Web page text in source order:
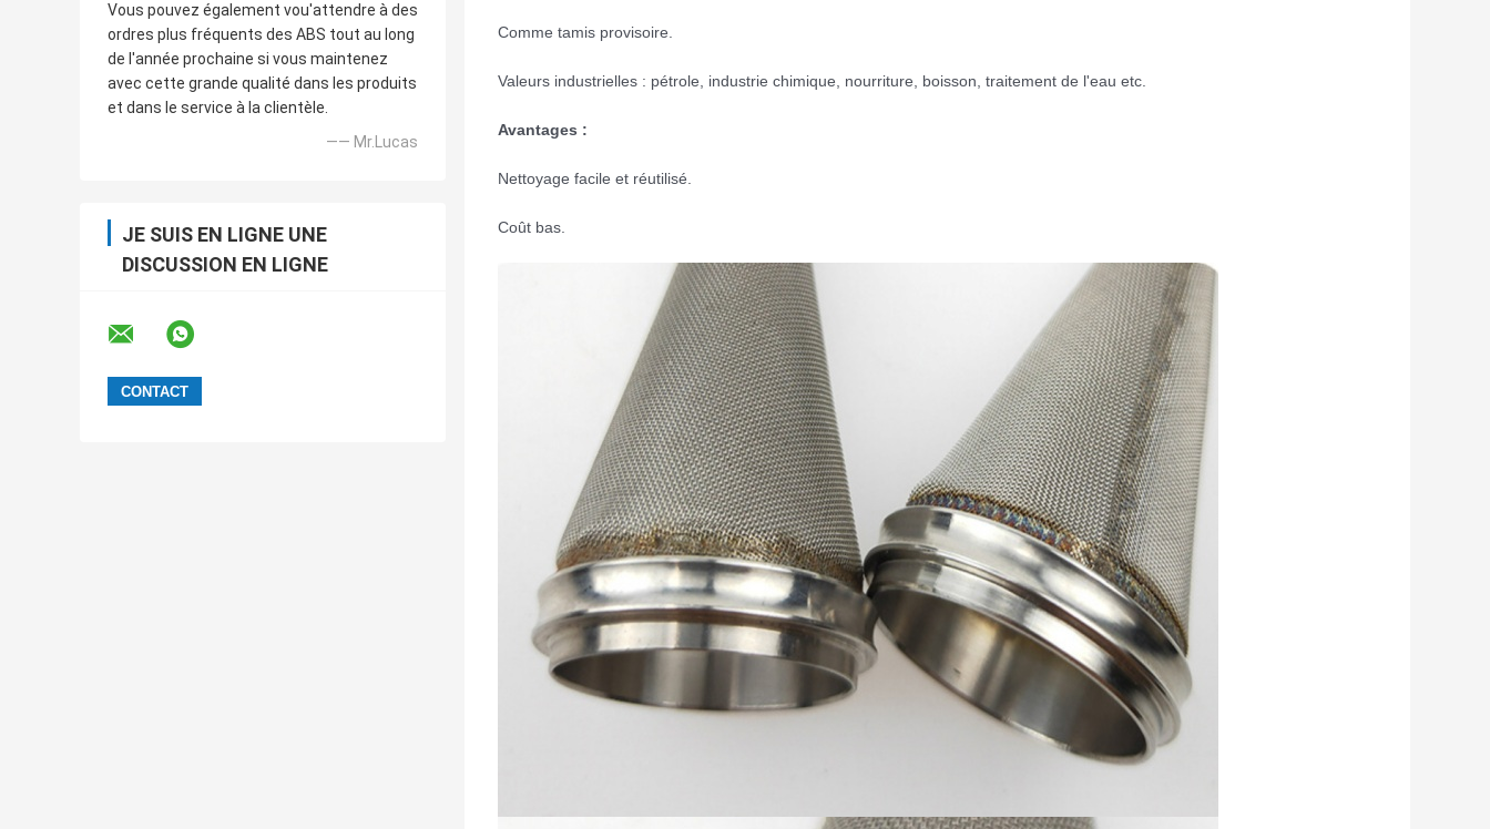
Vous pouvez également vou'attendre à des
ordres plus fréquents des ABS tout au long
de l'année prochaine si vous maintenez
avec cette grande qualité dans les produits
et dans le service à la clientèle.
—— Mr.Lucas
JE SUIS EN LIGNE UNE
DISCUSSION EN LIGNE
Comme tamis provisoire.
Valeurs industrielles : pétrole, industrie chimique, nourriture, boisson, traitement de l'eau etc.
Avantages :
Nettoyage facile et réutilisé.
Coût bas.